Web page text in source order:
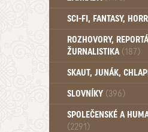
SCI-FI, FANTASY,
UFO (14)
ROZHOVORY,
ŽURNALISTIKA (187)
SKAUT, JUNÁK,
SLOVNÍKY (396)
SPOLEČENSKÉ A
(2291)